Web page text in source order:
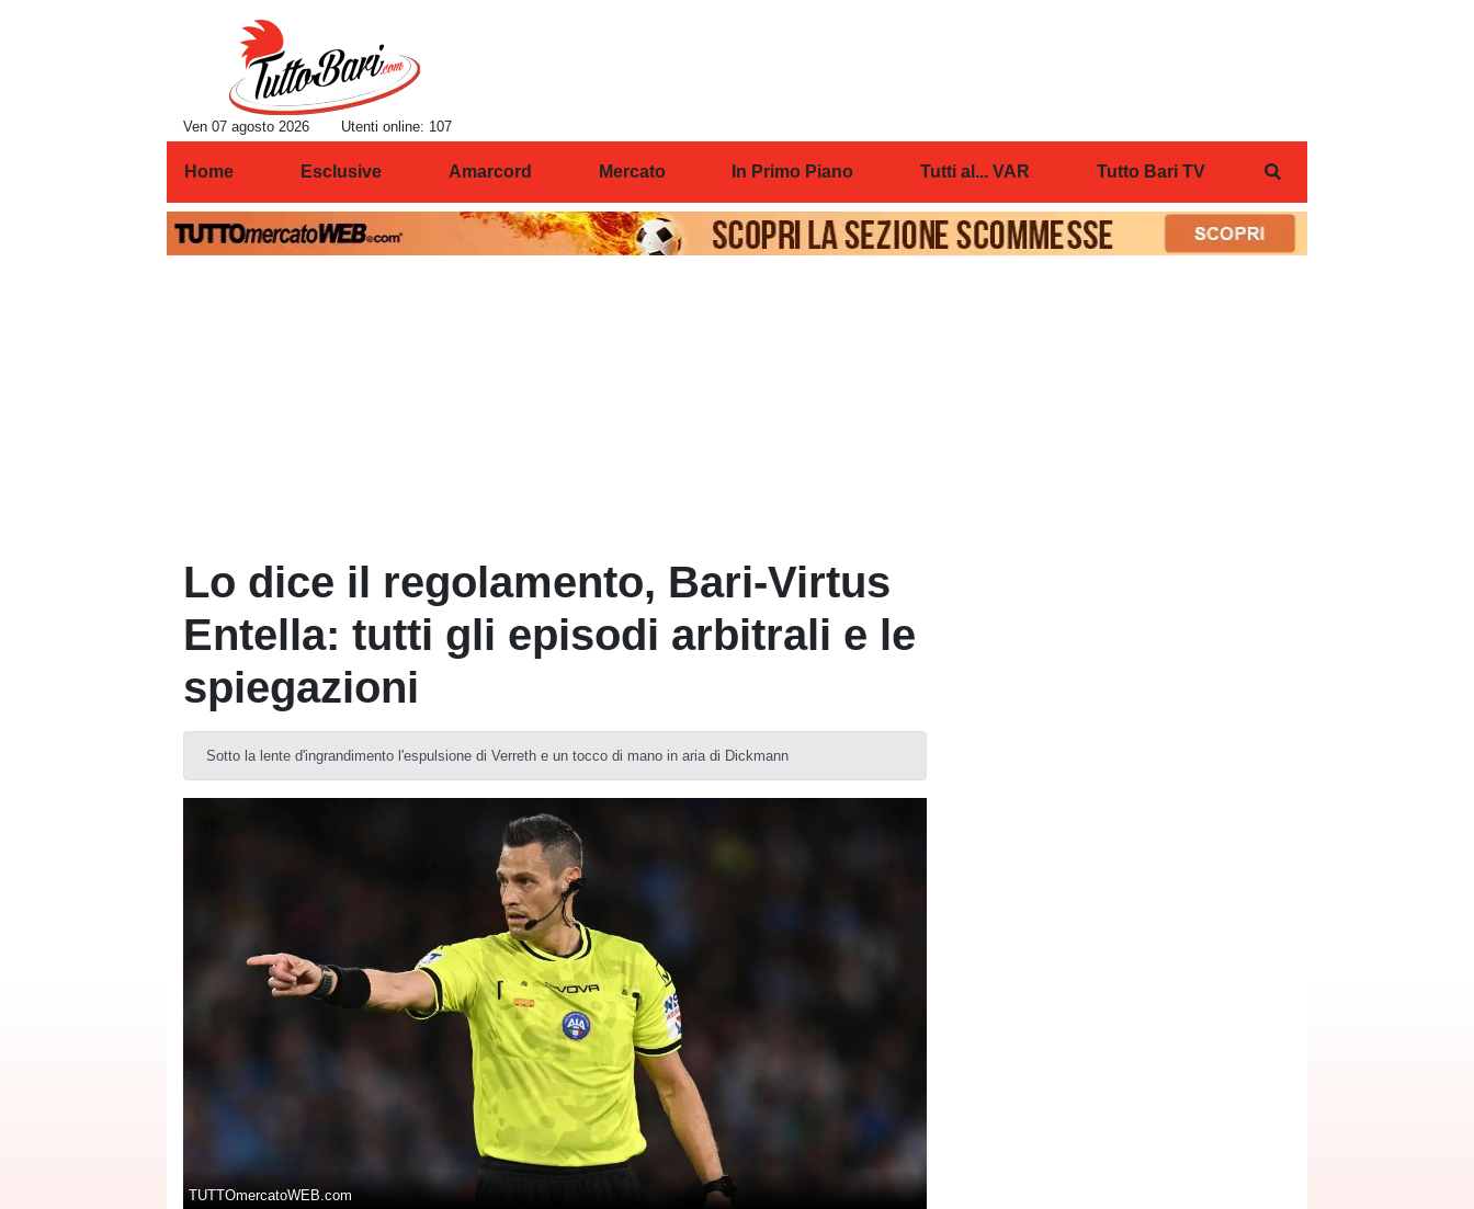
Ven 07 agosto 2026 Utenti online: 107
Home Esclusive Amarcord Mercato In Primo Piano Tutti al... VAR Tutto Bari TV
Lo dice il regolamento, Bari-Virtus
Entella: tutti gli episodi arbitrali e le
spiegazioni
Sotto la lente d'ingrandimento l'espulsione di Verreth e un tocco di mano in aria di Dickmann
TUTTOmercatoWEB.com